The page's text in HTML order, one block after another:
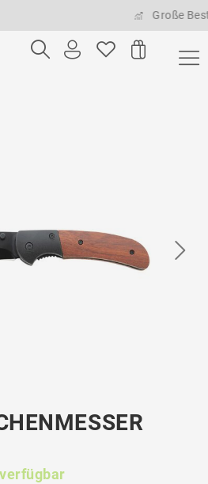
Große
verfügbar